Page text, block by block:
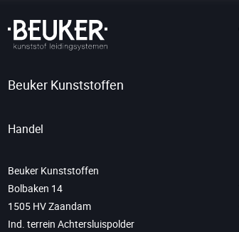
Beuker Kunststoffen
Handel
Beuker Kunststoffen
Bolbaken 14
1505 HV Zaandam
Ind. terrein Achtersluispolder